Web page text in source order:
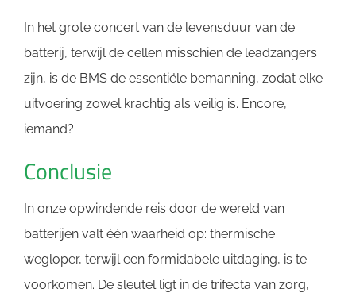
In het grote concert van de levensduur van de
batterij, terwijl de cellen misschien de leadzangers
zijn, is de BMS de essentiële bemanning, zodat elke
uitvoering zowel krachtig als veilig is. Encore,
iemand?
Conclusie
In onze opwindende reis door de wereld van
batterijen valt één waarheid op: thermische
wegloper, terwijl een formidabele uitdaging, is te
voorkomen. De sleutel ligt in de trifecta van zorg,